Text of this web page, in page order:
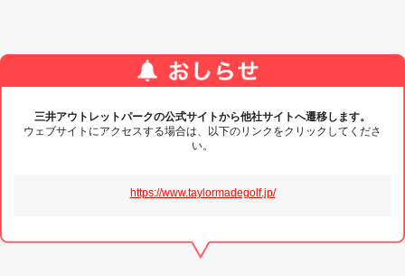
三井アウトレットパークの公式サイトから他社サイトへ遷移します。
ウェブサイトにアクセスする場合は、以下のリンクをクリックしてくださ
い。
https://www.taylormadegolf.jp/